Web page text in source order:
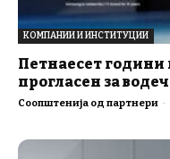
КОМПАНИИ И ИНСТИТУЦИИ
Петнаесет години
прогласен за
Соопштенија од партнери -